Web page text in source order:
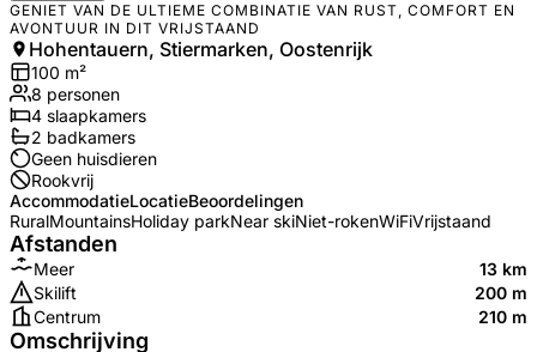
GENIET VAN DE ULTIEME COMBINATIE VAN RUST, COMFORT EN
AVONTUUR IN DIT VRIJSTAAND
Hohentauern, Stiermarken, Oostenrijk
100 m²
8 personen
4 slaapkamers
2 badkamers
Geen huisdieren
Rookvrij
AccommodatieLocatieBeoordelingen
RuralMountainsHoliday parkNear skiNiet-rokenWiFiVrijstaand
Afstanden
Meer
13 km
Skilift
200 m
Centrum
210 m
Omschrijving